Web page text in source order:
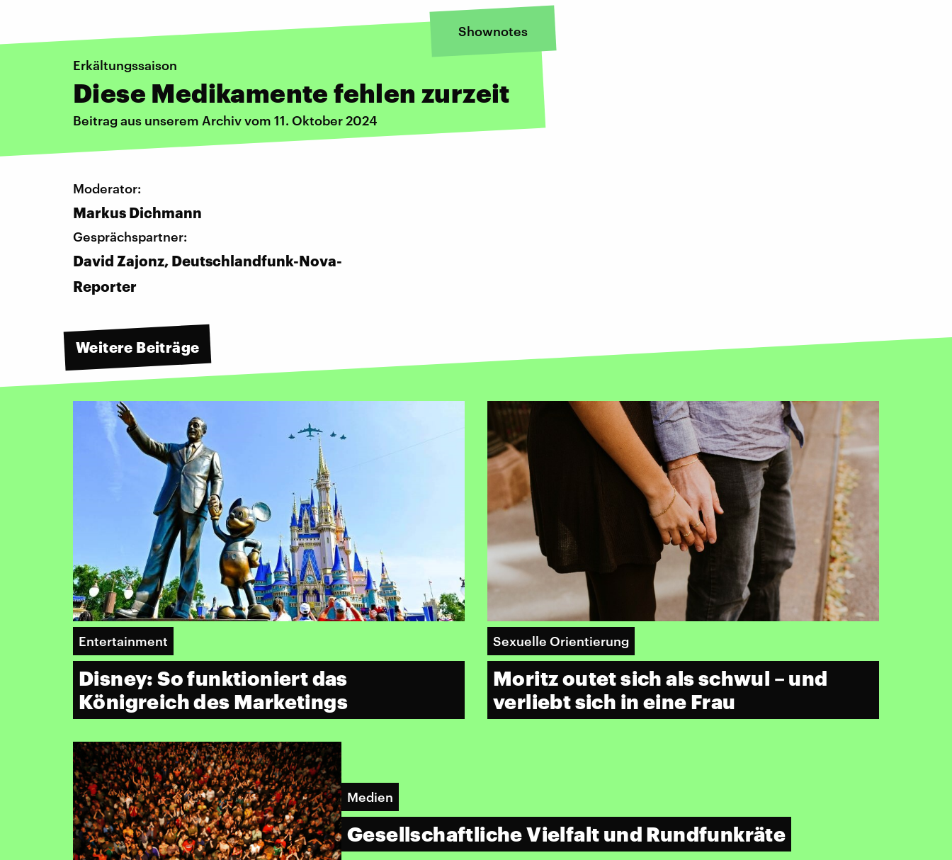
Shownotes
Erkältungssaison
Diese Medikamente fehlen zurzeit
Beitrag aus unserem Archiv vom 11. Oktober 2024
Moderator:
Markus Dichmann
Gesprächspartner:
David Zajonz, Deutschlandfunk-Nova-
Reporter
Weitere Beiträge
Entertainment
Disney: So funktioniert das
Königreich des Marketings
Sexuelle Orientierung
Moritz outet sich als schwul – und
verliebt sich in eine Frau
Medien
Gesellschaftliche Vielfalt und Rundfunkräte